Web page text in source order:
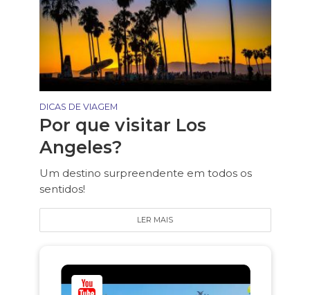
DICAS DE VIAGEM
Por que visitar Los
Angeles?
Um destino surpreendente em todos os
sentidos!
LER MAIS